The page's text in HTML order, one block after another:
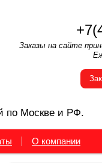
Заказы на сайте
по Москве и РФ.
О компании